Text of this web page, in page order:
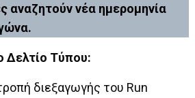
αναζητούν νέα ημερομηνία
Δελτίο Τύπου:
διεξαγωγής του Run